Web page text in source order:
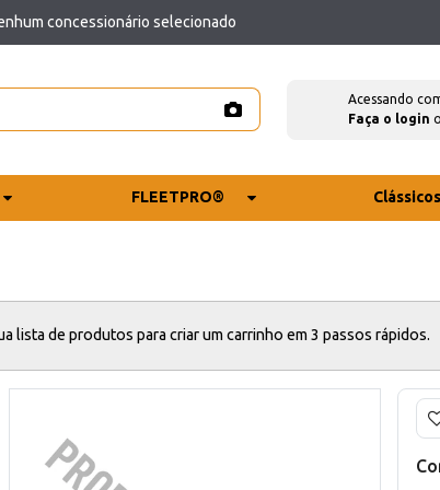
concessionário selecionado
Acessando
Faça o login
FLEETPRO®
lista de produtos para criar um carrinho em 3 passos rápidos.